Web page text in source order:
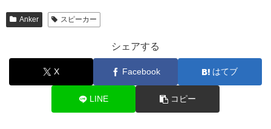
Anker スピーカー
シェアする
X Facebook はてブ
LINE コピー